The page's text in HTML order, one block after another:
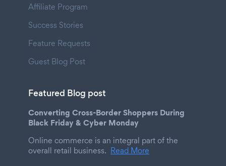
Affiliate Program
Success Stories
Feature Requests
Guest Blog Post
Featured Blog post
Converting Cross-Border Shoppers During
Black Friday & Cyber Monday
Online commerce is an integral part of the
overall retail business. Read More